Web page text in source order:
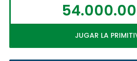
JUGAR LA